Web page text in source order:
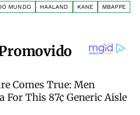
MUNDO HAALAND KANE
MBAPPE